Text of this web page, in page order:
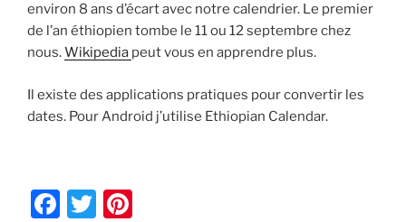
environ 8 ans d’écart avec notre calendrier. Le premier
de l’an éthiopien tombe le 11 ou 12 septembre chez
nous.Wikipedia peut vous en apprendre plus.
Il existe des applications pratiques pour convertir les
dates. Pour Android j’utilise Ethiopian Calendar.
F
T